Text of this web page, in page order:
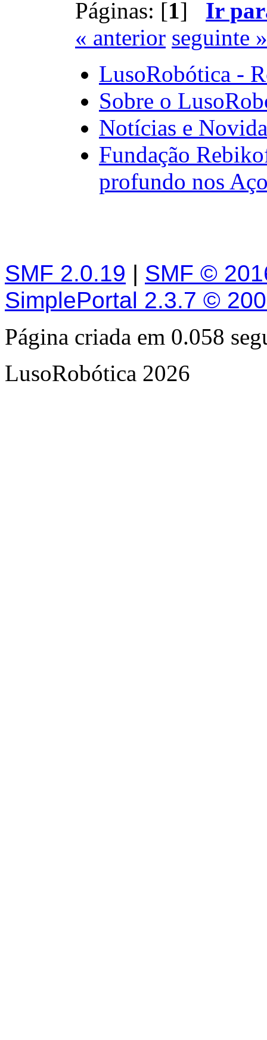
Páginas: [1] Ir
« anterior seguinte »
LusoRobótica -
Sobre o
Notícias e
Fundação
profundo nos
SMF 2.0.19 | SMF ©
SimplePortal 2.3.7 ©
Página criada em 0.058
LusoRobótica 2026